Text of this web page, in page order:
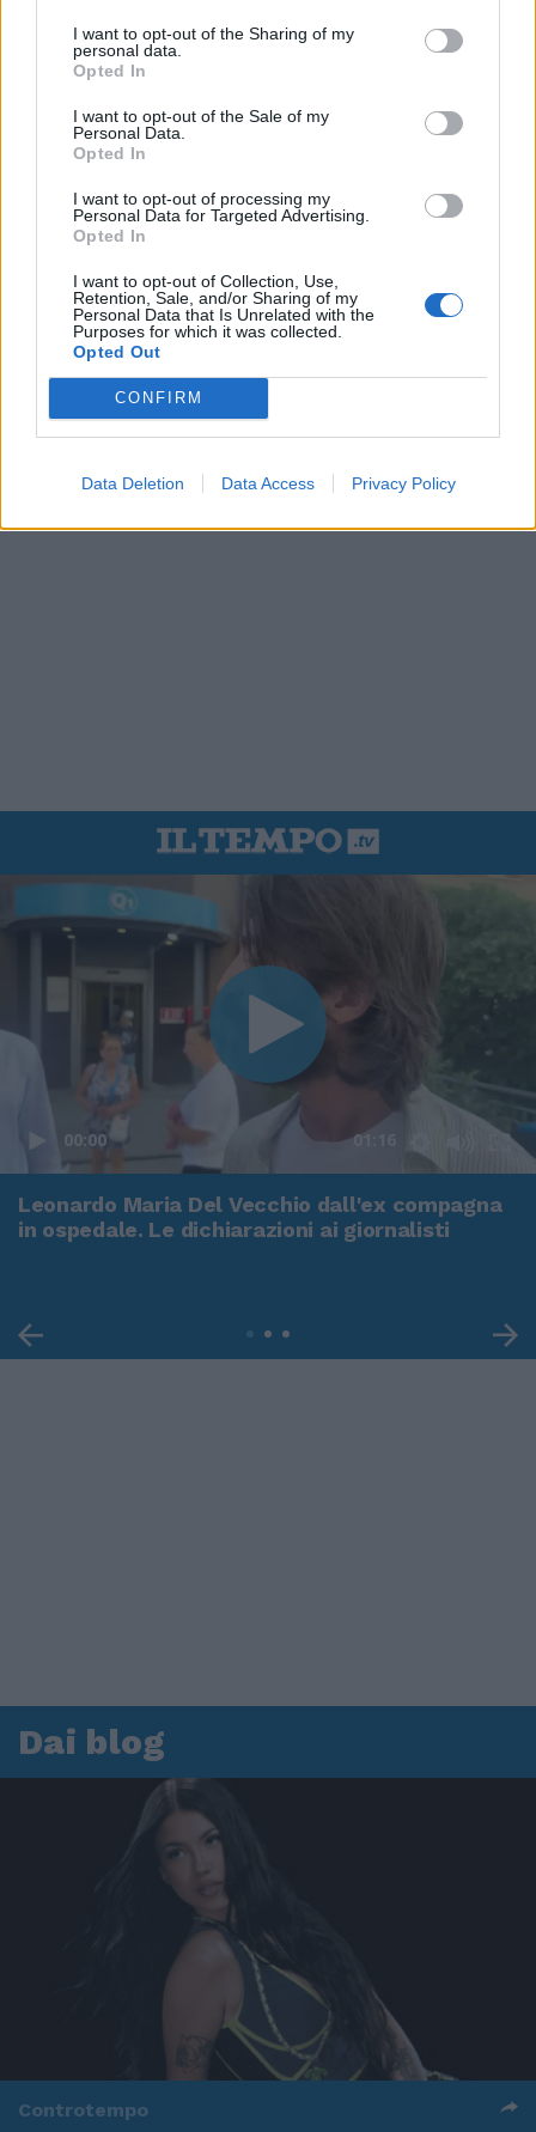
I want to opt-out of the Sharing of my
personal data.
Opted In
I want to opt-out of the Sale of my
Personal Data.
Opted In
I want to opt-out of processing my
Personal Data for Targeted Advertising.
Opted In
I want to opt-out of Collection, Use,
Retention, Sale, and/or Sharing of my
Personal Data that Is Unrelated with the
Purposes for which it was collected.
Opted Out
CONFIRM
Data Deletion Data Access Privacy Policy
00:00 01:16
Leonardo Maria Del Vecchio dall'ex compagna
in ospedale. Le dichiarazioni ai giornalisti
Dai blog
Controtempo